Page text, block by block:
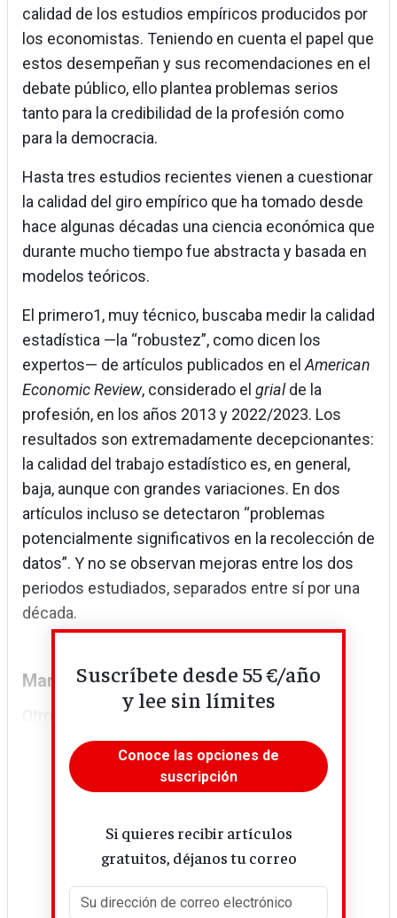
calidad de los estudios empíricos producidos por
los economistas. Teniendo en cuenta el papel que
estos desempeñan y sus recomendaciones en el
debate público, ello plantea problemas serios
tanto para la credibilidad de la profesión como
para la democracia.
Hasta tres estudios recientes vienen a cuestionar
la calidad del giro empírico que ha tomado desde
hace algunas décadas una ciencia económica que
durante mucho tiempo fue abstracta y basada en
modelos teóricos.
El primero1, muy técnico, buscaba medir la calidad
estadística —la “robustez”, como dicen los
expertos— de artículos publicados en elAmerican
Economic Review, considerado el grialde la
profesión, en los años 2013 y 2022/2023. Los
resultados son extremadamente decepcionantes:
la calidad del trabajo estadístico es, en general,
baja, aunque con grandes variaciones. En dos
artículos incluso se detectaron “problemas
potencialmente significativos en la recolección de
datos”. Y no se observan mejoras entre los dos
periodos estudiados, separados entre sí por una
década.
Manipular las estadísticas
Suscríbete desde 55 €/año
y lee sin límites
Conoce las opciones de
suscripción
Si quieres recibir artículos
gratuitos, déjanos tu correo